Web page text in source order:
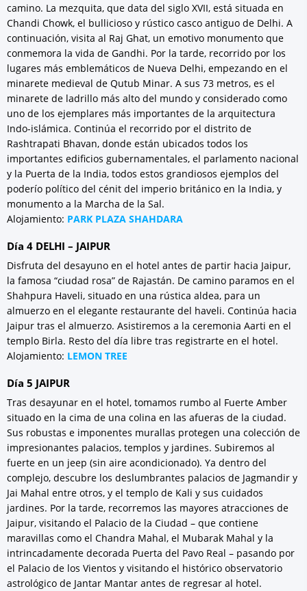
camino. La mezquita, que data del siglo XVII, está situada en
Chandi Chowk, el bullicioso y rústico casco antiguo de Delhi. A
continuación, visita al Raj Ghat, un emotivo monumento que
conmemora la vida de Gandhi. Por la tarde, recorrido por los
lugares más emblemáticos de Nueva Delhi, empezando en el
minarete medieval de Qutub Minar. A sus 73 metros, es el
minarete de ladrillo más alto del mundo y considerado como
uno de los ejemplares más importantes de la arquitectura
Indo-islámica. Continúa el recorrido por el distrito de
Rashtrapati Bhavan, donde están ubicados todos los
importantes edificios gubernamentales, el parlamento nacional
y la Puerta de la India, todos estos grandiosos ejemplos del
poderío político del cénit del imperio británico en la India, y
monumento a la Marcha de la Sal.
Alojamiento: PARK PLAZA SHAHDARA
Día 4 DELHI – JAIPUR
Disfruta del desayuno en el hotel antes de partir hacia Jaipur,
la famosa “ciudad rosa” de Rajastán. De camino paramos en el
Shahpura Haveli, situado en una rústica aldea, para un
almuerzo en el elegante restaurante del haveli. Continúa hacia
Jaipur tras el almuerzo. Asistiremos a la ceremonia Aarti en el
templo Birla. Resto del día libre tras registrarte en el hotel.
Alojamiento: LEMON TREE
Día 5 JAIPUR
Tras desayunar en el hotel, tomamos rumbo al Fuerte Amber
situado en la cima de una colina en las afueras de la ciudad.
Sus robustas e imponentes murallas protegen una colección de
impresionantes palacios, templos y jardines. Subiremos al
fuerte en un jeep (sin aire acondicionado). Ya dentro del
complejo, descubre los deslumbrantes palacios de Jagmandir y
Jai Mahal entre otros, y el templo de Kali y sus cuidados
jardines. Por la tarde, recorremos las mayores atracciones de
Jaipur, visitando el Palacio de la Ciudad – que contiene
maravillas como el Chandra Mahal, el Mubarak Mahal y la
intrincadamente decorada Puerta del Pavo Real – pasando por
el Palacio de los Vientos y visitando el histórico observatorio
astrológico de Jantar Mantar antes de regresar al hotel.